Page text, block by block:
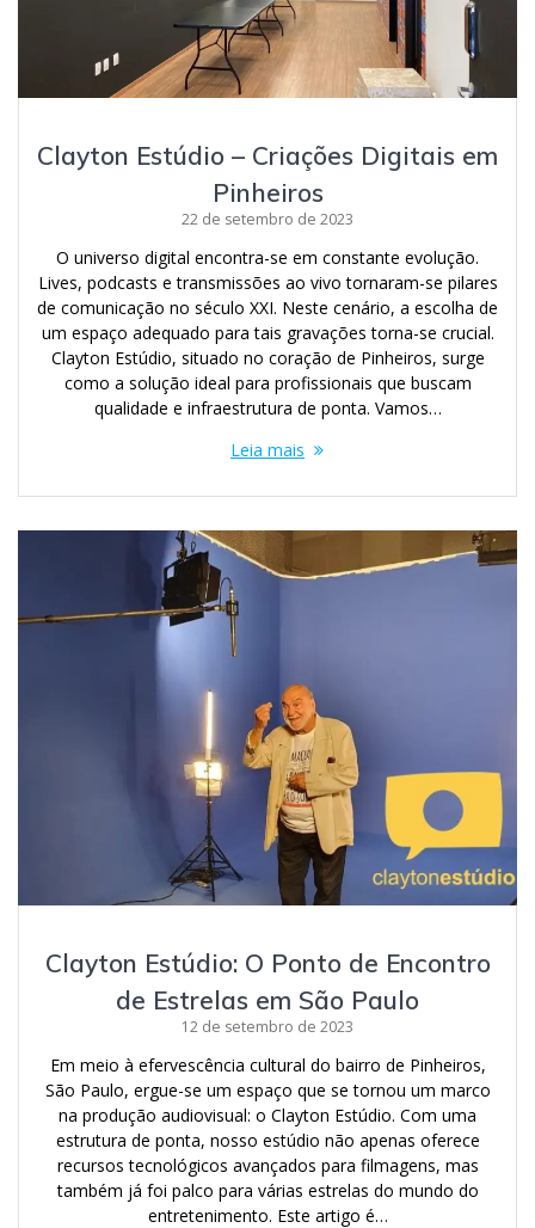
Clayton Estúdio – Criações Digitais em
Pinheiros
22 de setembro de 2023
O universo digital encontra-se em constante evolução.
Lives, podcasts e transmissões ao vivo tornaram-se pilares
de comunicação no século XXI. Neste cenário, a escolha de
um espaço adequado para tais gravações torna-se crucial.
Clayton Estúdio, situado no coração de Pinheiros, surge
como a solução ideal para profissionais que buscam
qualidade e infraestrutura de ponta. Vamos…
Leia mais
Clayton Estúdio: O Ponto de Encontro
de Estrelas em São Paulo
12 de setembro de 2023
Em meio à efervescência cultural do bairro de Pinheiros,
São Paulo, ergue-se um espaço que se tornou um marco
na produção audiovisual: o Clayton Estúdio. Com uma
estrutura de ponta, nosso estúdio não apenas oferece
recursos tecnológicos avançados para filmagens, mas
também já foi palco para várias estrelas do mundo do
entretenimento. Este artigo é…